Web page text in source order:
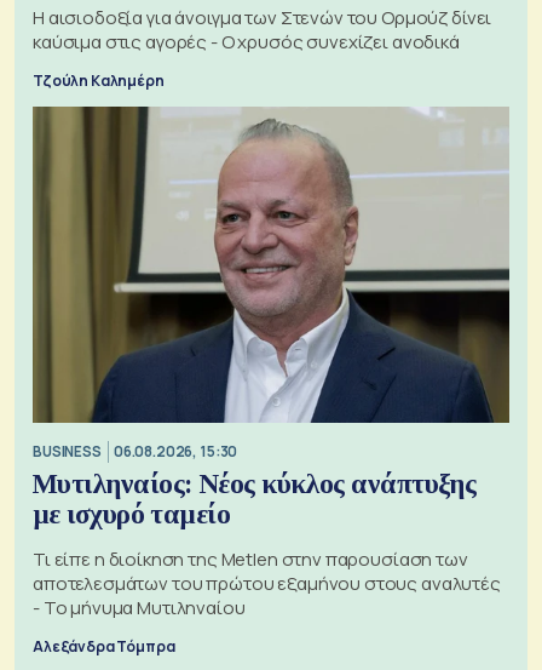
Η αισιοδοξία για άνοιγμα των Στενών του Ορμούζ δίνει
καύσιμα στις αγορές - Ο χρυσός συνεχίζει ανοδικά
Τζούλη Καλημέρη
BUSINESS 06.08.2026, 15:30
Μυτιληναίος: Νέος κύκλος ανάπτυξης
με ισχυρό ταμείο
Τι είπε η διοίκηση της Metlen στην παρουσίαση των
αποτελεσμάτων του πρώτου εξαμήνου στους αναλυτές
- Το μήνυμα Μυτιληναίου
Αλεξάνδρα Τόμπρα